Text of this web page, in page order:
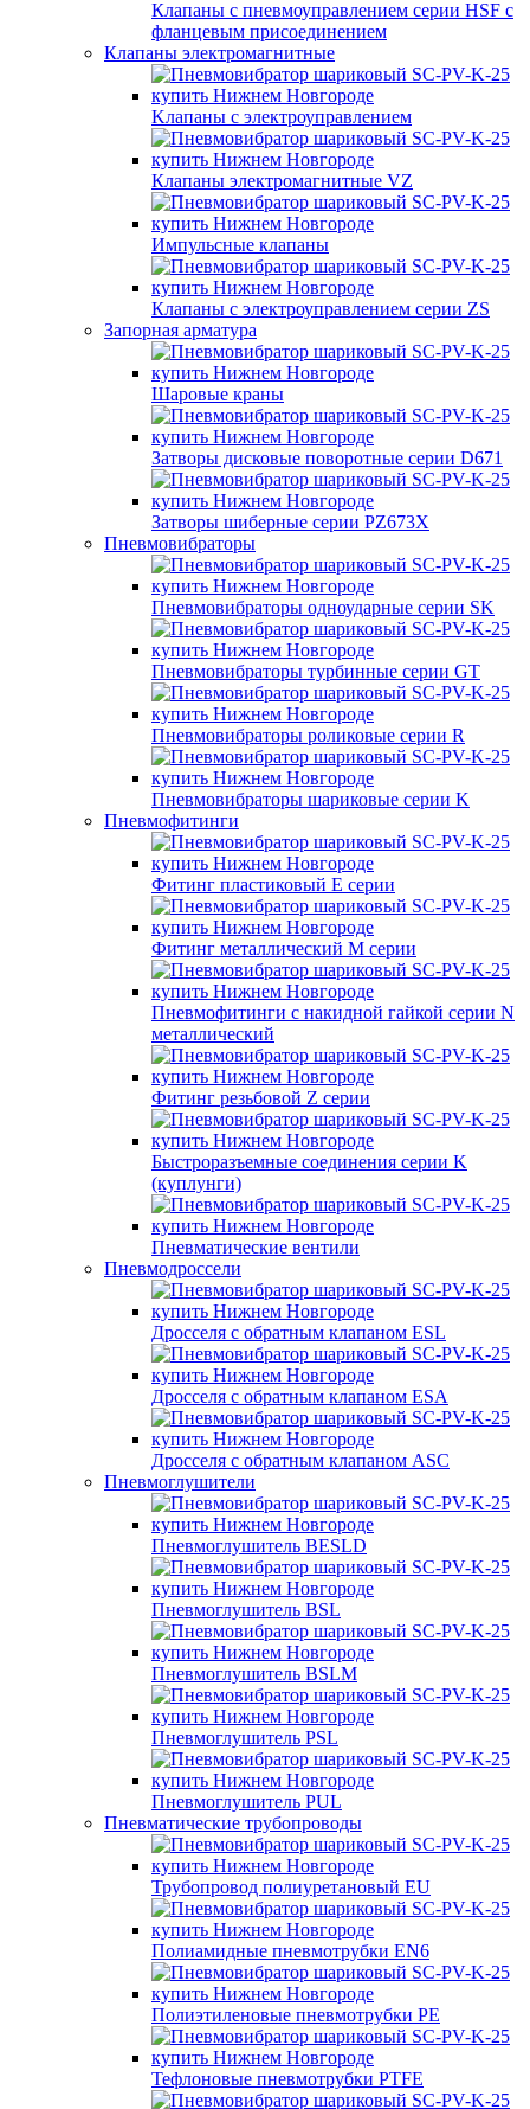
Клапаны с пневмоуправлением серии HSF с
фланцевым присоединением
Клапаны электромагнитные
Kлапаны с электроуправлением
Клапаны электромагнитные VZ
Импульсные клапаны
Клапаны с электроуправлением серии ZS
Запорная арматура
Шаровые краны
Затворы дисковые поворотные серии D671
Затворы шиберные серии PZ673X
Пневмовибраторы
Пневмовибраторы одноударные серии SK
Пневмовибраторы турбинные серии GT
Пневмовибраторы роликовые серии R
Пневмовибраторы шариковые серии K
Пневмофитинги
Фитинг пластиковый E серии
Фитинг металлический M серии
Пневмофитинги с накидной гайкой серии N
металлический
Фитинг резьбовой Z серии
Быстроразъемные соединения серии K
(куплунги)
Пневматические вентили
Пневмодроссели
Дросcеля с обратным клапаном ESL
Дросселя с обратным клапаном ESA
Дросселя с обратным клапаном ASC
Пневмоглушители
Пневмоглушитель BESLD
Пневмоглушитель BSL
Пневмоглушитель BSLM
Пневмоглушитель PSL
Пневмоглушитель PUL
Пневматические трубопроводы
Трубопровод полиуретановый EU
Полиамидные пневмотрубки EN6
Полиэтиленовые пневмотрубки PE
Тефлоновые пневмотрубки PTFE